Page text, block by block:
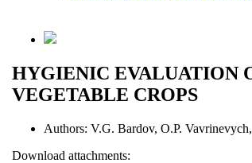
HYGIENIC EVALUATION
VEGETABLE CROPS
Authors: V.G. Bardov, О.P.
Download attachments: